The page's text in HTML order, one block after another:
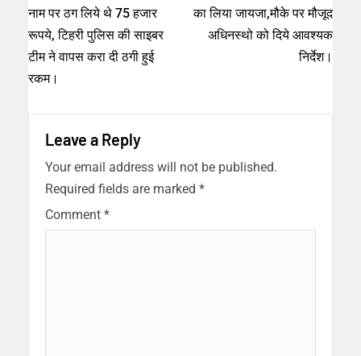
नाम पर ठग लिये थे 75 हजार
रूपये, टिहरी पुलिस की साइबर
टीम ने वापस करा दी ठगी हुई
रकम।
का लिया जायजा,मौके पर मौजूद
अधिनस्थो को दिये आवश्यक
निर्देश।
Leave a Reply
Your email address will not be published.
Required fields are marked *
Comment *